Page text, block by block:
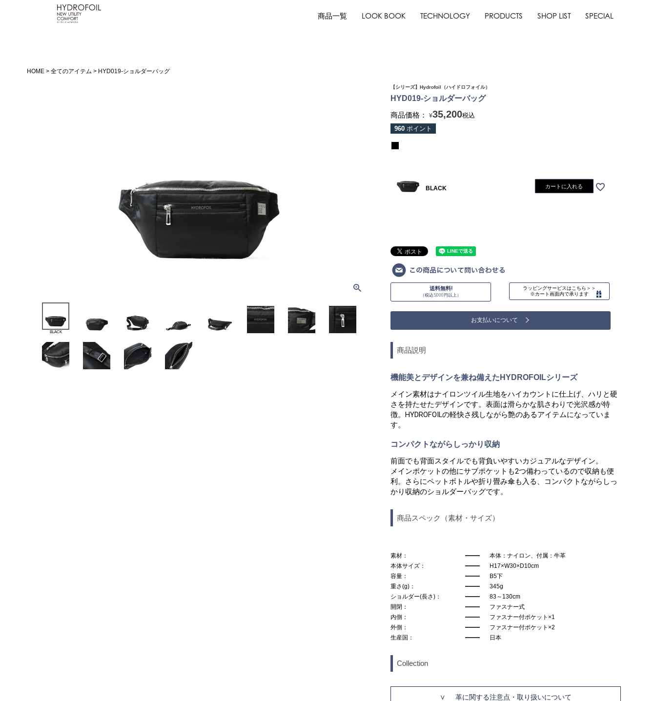
商品一覧 LOOK BOOK TECHNOLOGY PRODUCTS SHOP LIST SPECIAL
HOME 全てのアイテム HYD019-ショルダーバッグ
BLACK
【シリーズ】Hydrofoil（ハイドロフォイル）
HYD019-ショルダーバッグ
商品価格：
¥35,200税込
960 ポイント
BLACK カートに入れる
送料無料!
（税込5,000円以上）
ラッピングサービスはこちら＞＞
※カート画面内で承ります
お支払いについて
商品説明
機能美とデザインを兼ね備えたHYDROFOILシリーズ
メイン素材はナイロンツイル生地をハイカウントに仕上げ、ハリと硬
さを持たせたデザインです。表面は滑らかな肌さわりで光沢感が特
徴。HYDROFOILの軽快さ残しながら艶のあるアイテムになっていま
す。
コンパクトながらしっかり収納
前面でも背面スタイルでも背負いやすいカジュアルなデザイン。
メインポケットの他にサブポケットも2つ備わっているので収納も便
利。さらにペットボトルや折り畳み傘も入る、コンパクトながらしっ
かり収納のショルダーバッグです。
商品スペック（素材・サイズ）
素材：
本体：ナイロン、付属：牛革
本体サイズ：
H17×W30×D10cm
容量：
B5下
重さ(g)：
345g
ショルダー(長さ)：
83～130cm
開閉：
ファスナー式
内側：
ファスナー付ポケット×1
外側：
ファスナー付ポケット×2
生産国：
日本
Collection
革に関する注意点・取り扱いについて